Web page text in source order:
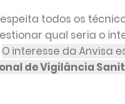
todos os
qual seria o
O interesse da Anvisa
de Vigilância